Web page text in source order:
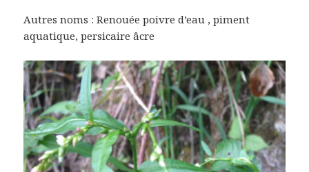
Autres noms : Renouée poivre d’eau , piment
aquatique, persicaire âcre